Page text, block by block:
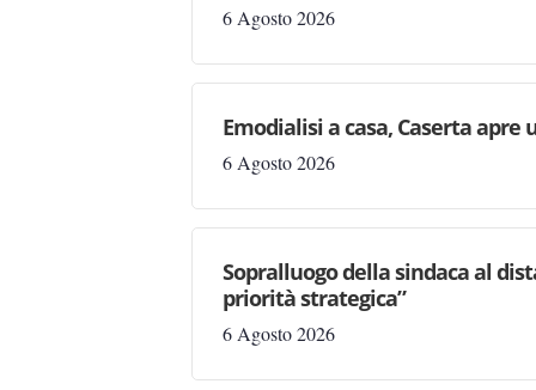
6 Agosto 2026
Emodialisi a casa, Caserta apre
6 Agosto 2026
Sopralluogo della sindaca al
priorità strategica”
6 Agosto 2026